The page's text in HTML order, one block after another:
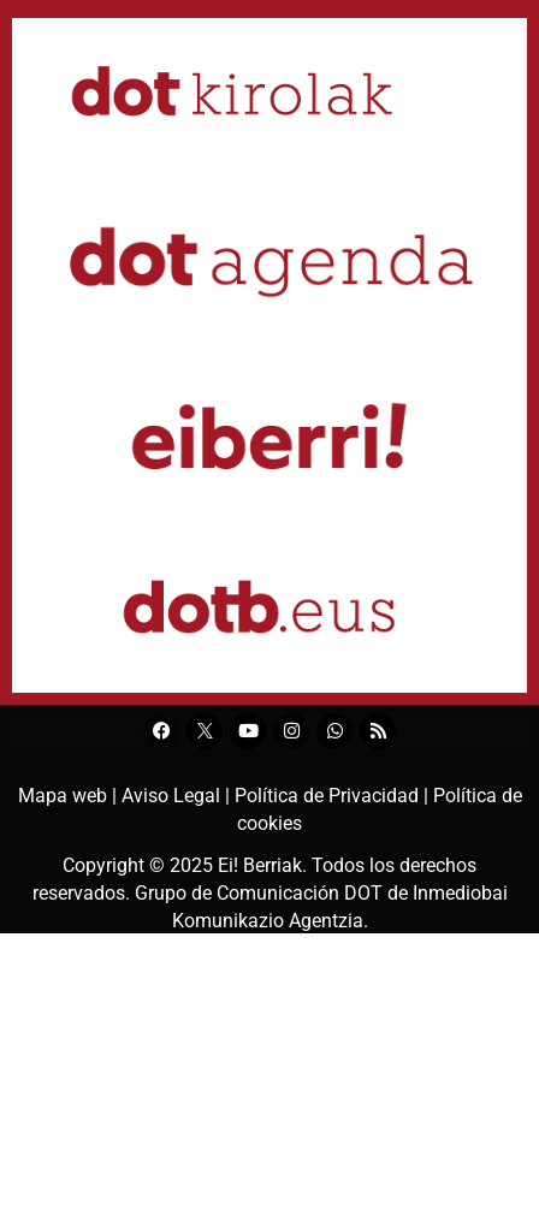
Mapa web | Aviso Legal | Política de Privacidad | Política de
cookies
Copyright © 2025 Ei! Berriak. Todos los derechos
reservados. Grupo de Comunicación DOT de Inmediobai
Komunikazio Agentzia.